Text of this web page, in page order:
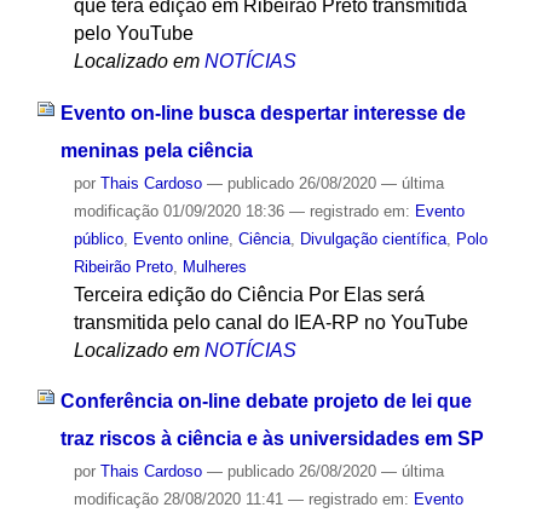
que terá edição em Ribeirão Preto transmitida
pelo YouTube
Localizado em NOTÍCIAS
Evento on-line busca despertar interesse de
meninas pela ciência
por Thais Cardoso — publicado26/08/2020 — última
modificação01/09/2020 18:36 — registrado em: Evento
público, Evento online, Ciência, Divulgação científica, Polo
Ribeirão Preto, Mulheres
Terceira edição do Ciência Por Elas será
transmitida pelo canal do IEA-RP no YouTube
Localizado em NOTÍCIAS
Conferência on-line debate projeto de lei que
traz riscos à ciência e às universidades em SP
por Thais Cardoso — publicado26/08/2020 — última
modificação28/08/2020 11:41 — registrado em: Evento